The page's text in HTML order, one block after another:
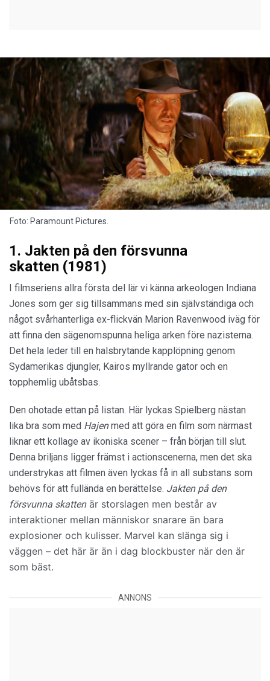
Foto: Paramount Pictures.
1. Jakten på den försvunna
skatten (1981)
I filmseriens allra första del lär vi känna arkeologen Indiana
Jones som ger sig tillsammans med sin självständiga och
något svårhanterliga ex-flickvän Marion Ravenwood iväg för
att finna den sägenomspunna heliga arken före nazisterna.
Det hela leder till en halsbrytande kapplöpning genom
Sydamerikas djungler, Kairos myllrande gator och en
topphemlig ubåtsbas.
Den ohotade ettan på listan. Här lyckas Spielberg nästan
lika bra som med Hajenmed att göra en film som närmast
liknar ett kollage av ikoniska scener – från början till slut.
Denna briljans ligger främst i actionscenerna, men det ska
understrykas att filmen även lyckas få in all substans som
behövs för att fullända en berättelse. Jakten på den
försvunna skattenär storslagen men består av
interaktioner mellan människor snarare än bara
explosioner och kulisser. Marvel kan slänga sig i
väggen – det här är än i dag blockbuster när den är
som bäst.
ANNONS